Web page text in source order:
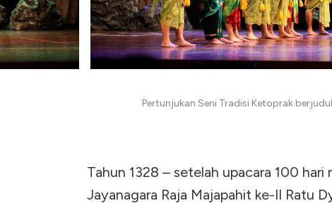
Pertunjukan Seni Tradisi Ketoprak
Tahun 1328 – setelah upacara 100 hari
Jayanagara Raja Majapahit ke-II Ratu